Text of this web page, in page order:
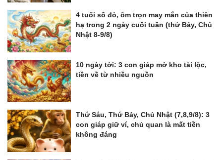
4 tuổi số đỏ, ôm trọn may mắn của thiên
hạ trong 2 ngày cuối tuần (thứ Bảy, Chủ
Nhật 8-9/8)
10 ngày tới: 3 con giáp mở kho tài lộc,
tiền về từ nhiều nguồn
Thứ Sáu, Thứ Bảy, Chủ Nhật (7,8,9/8): 3
con giáp giữ ví, chủ quan là mất tiền
không đáng